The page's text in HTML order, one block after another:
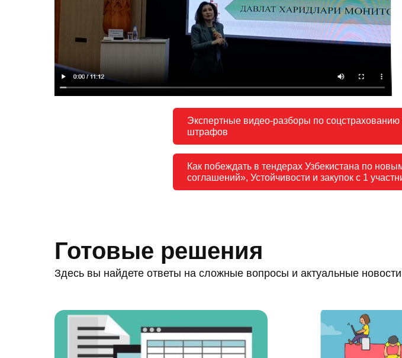
Экспертные видео-разборы по соцстрахованию
штрафов
Как побеждать в тендерах Узбекистана по
соглашений», Устойчивости и закупок с 1
Готовые решения
Здесь вы найдете ответы на сложные вопросы и актуальные новости